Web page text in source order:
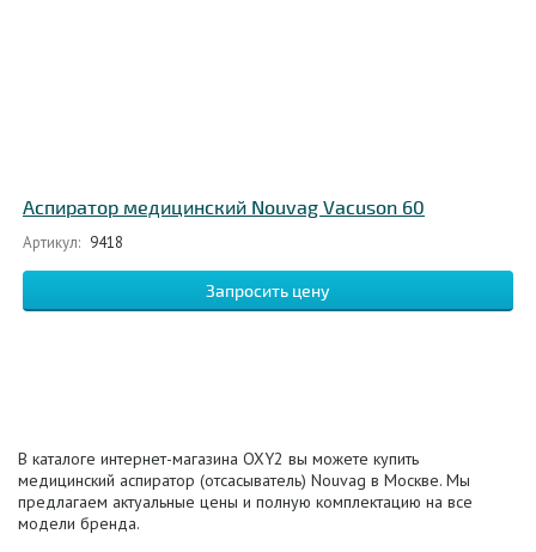
Аспиратор медицинский Nouvag Vacuson 60
Артикул: 9418
Запросить цену
В каталоге интернет-магазина OXY2 вы можете купить
медицинский аспиратор (отсасыватель) Nouvag в Москве. Мы
предлагаем актуальные цены и полную комплектацию на все
модели бренда.